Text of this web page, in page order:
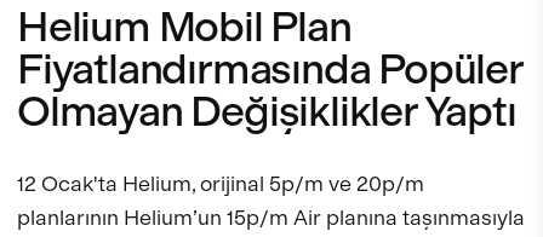
Helium Mobil Plan
Fiyatlandırmasında Popüler
Olmayan Değişiklikler Yaptı
12 Ocak'ta Helium, orijinal 5p/m ve 20p/m
planlarının Helium’un 15p/m Air planına taşınmasıyla